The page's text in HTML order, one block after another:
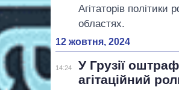
Агітаторів
областях.
12 жовтня, 2024
14:24
У Грузії
агітаційний